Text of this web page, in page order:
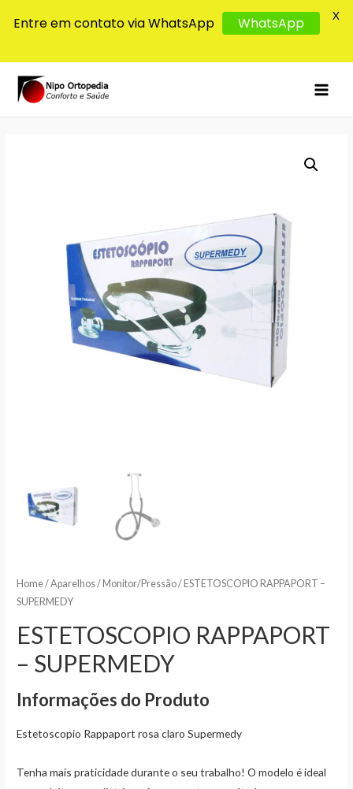
Home/Aparelhos/Monitor/Pressão/ ESTETOSCOPIO RAPPAPORT –
SUPERMEDY
ESTETOSCOPIO RAPPAPORT
– SUPERMEDY
Informações do Produto
Estetoscopio Rappaport rosa claro Supermedy
Tenha mais praticidade durante o seu trabalho! O modelo é ideal
Entre em contato via WhatsApp WhatsApp X